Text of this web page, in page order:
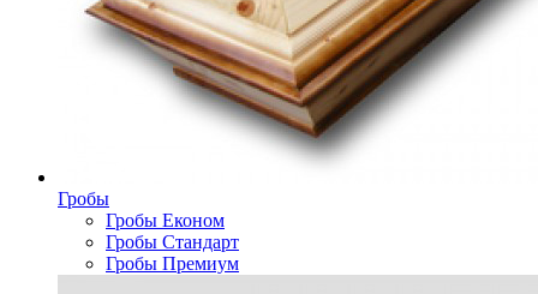
Гробы
Гробы Економ
Гробы Стандарт
Гробы Премиум